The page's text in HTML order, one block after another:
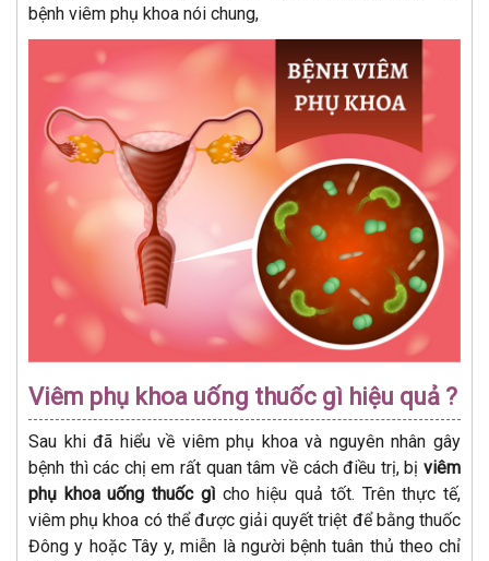
bệnh viêm phụ khoa nói chung,
Viêm phụ khoa uống thuốc gì hiệu quả ?
Sau khi đã hiểu về viêm phụ khoa và nguyên nhân gây
bệnh thì các chị em rất quan tâm về cách điều trị, bị viêm
phụ khoa uống thuốc gìcho hiệu quả tốt. Trên thực tế,
viêm phụ khoa có thể được giải quyết triệt để bằng thuốc
Đông y hoặc Tây y, miễn là người bệnh tuân thủ theo chỉ